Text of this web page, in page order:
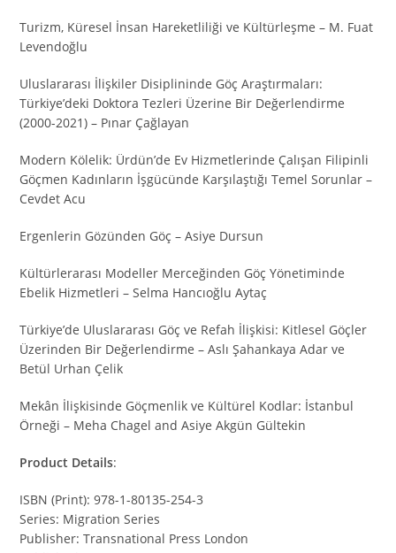
Turizm, Küresel İnsan Hareketliliği ve Kültürleşme – M. Fuat
Levendoğlu
Uluslararası İlişkiler Disiplininde Göç Araştırmaları:
Türkiye’deki Doktora Tezleri Üzerine Bir Değerlendirme
(2000-2021) – Pınar Çağlayan
Modern Kölelik: Ürdün’de Ev Hizmetlerinde Çalışan Filipinli
Göçmen Kadınların İşgücünde Karşılaştığı Temel Sorunlar –
Cevdet Acu
Ergenlerin Gözünden Göç – Asiye Dursun
Kültürlerarası Modeller Merceğinden Göç Yönetiminde
Ebelik Hizmetleri – Selma Hancıoğlu Aytaç
Türkiye’de Uluslararası Göç ve Refah İlişkisi: Kitlesel Göçler
Üzerinden Bir Değerlendirme – Aslı Şahankaya Adar ve
Betül Urhan Çelik
Mekân İlişkisinde Göçmenlik ve Kültürel Kodlar: İstanbul
Örneği – Meha Chagel and Asiye Akgün Gültekin
Product Details:
ISBN (Print): 978-1-80135-254-3
Series: Migration Series
Publisher: Transnational Press London